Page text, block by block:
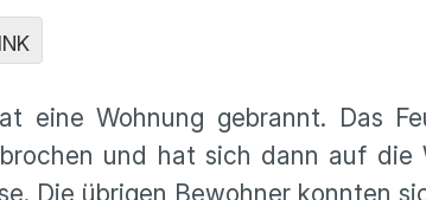
eine Wohnung gebrannt. Das
und hat sich dann auf die
Die übrigen Bewohner konnten